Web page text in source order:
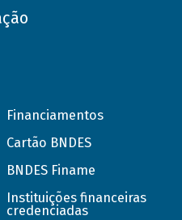
Financiamentos
Cartão BNDES
BNDES Finame
Instituições financeiras
credenciadas